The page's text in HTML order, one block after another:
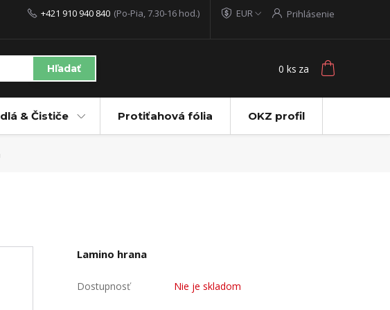
EUR Prihlásenie
Hľadať
+421 910 940 840 (Po-Pia, 7.30-16 hod.)
0 ks za
& Čističe Protiťahová fólia OKZ profil
Lamino hrana
Dostupnosť Nie je skladom